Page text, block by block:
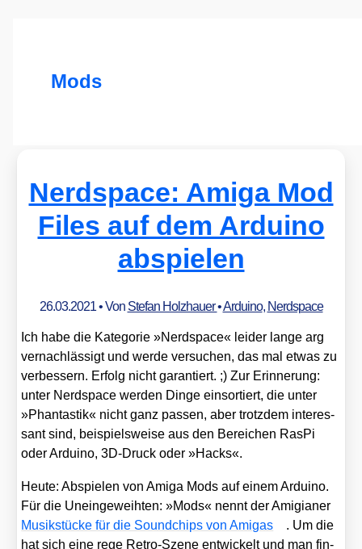
Mods
Nerdspace: Amiga Mod
Files auf dem Arduino
abspielen
26.03.2021• Von Stefan Holzhauer•Arduino, Nerdspace
Ich habe die Kate­go­rie »Nerd­space« lei­der lan­ge arg
ver­nach­läs­sigt und wer­de ver­su­chen, das mal etwas zu
ver­bes­sern. Erfolg nicht garan­tiert. ;) Zur Erin­ne­rung:
unter Nerd­space wer­den Din­ge ein­sor­tiert, die unter
»Phan­tas­tik« nicht ganz pas­sen, aber trotz­dem inter­es­
sant sind, bei­spiels­wei­se aus den Berei­chen RasPi
oder Ardui­no, 3D-Druck oder »Hacks«.
Heu­te: Abspie­len von Ami­ga Mods auf einem Ardui­no.
Für die Unein­ge­weih­ten: »Mods« nennt der Ami­gia­ner
Musik­stü­cke für die Sound­chips von Ami­gas
. Um die
hat sich eine rege Retro-Sze­ne ent­wi­ckelt und man fin­